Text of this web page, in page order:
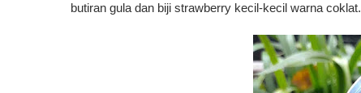
butiran gula dan biji strawberry kecil-kecil warna coklat.